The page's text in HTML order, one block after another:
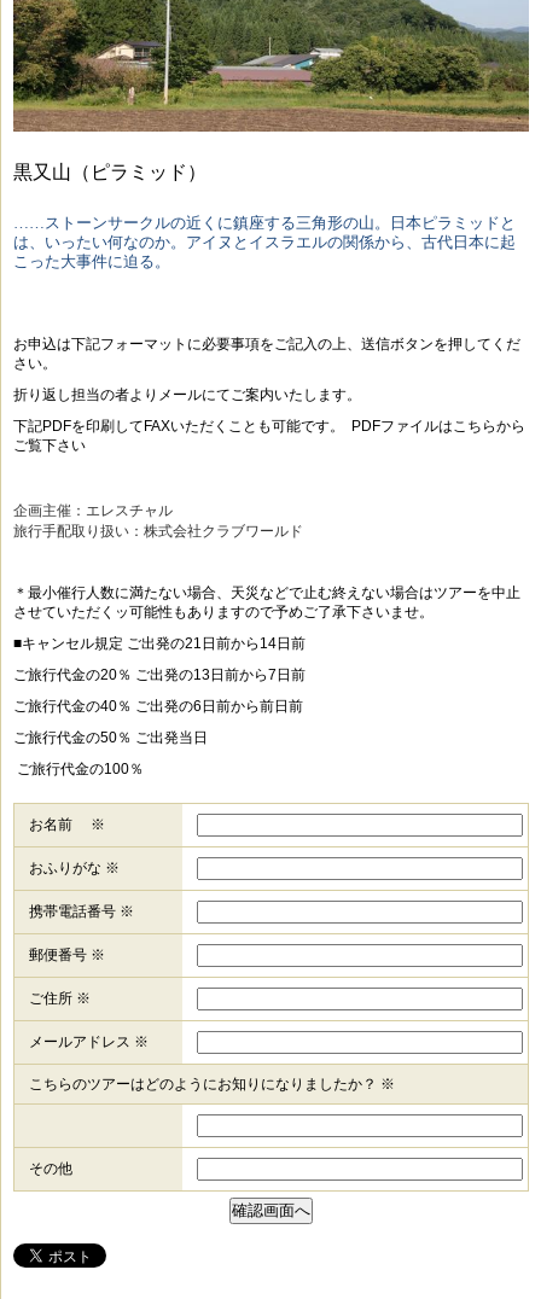
黒又山（ピラミッド）
……ストーンサークルの近くに鎮座する三角形の山。日本ピラミッドと
は、いったい何なのか。アイヌとイスラエルの関係から、古代日本に起
こった大事件に迫る。
お申込は下記フォーマットに必要事項をご記入の上、送信ボタンを押してくだ
さい。
折り返し担当の者よりメールにてご案内いたします。
下記PDFを印刷してFAXいただくことも可能です。 PDFファイルはこちらから
ご覧下さい
企画主催：エレスチャル
旅行手配取り扱い：株式会社クラブワールド
＊最小催行人数に満たない場合、天災などで止む終えない場合はツアーを中止
させていただくッ可能性もありますので予めご了承下さいませ。
■キャンセル規定 ご出発の21日前から14日前
ご旅行代金の20％ ご出発の13日前から7日前
ご旅行代金の40％ ご出発の6日前から前日前
ご旅行代金の50％ ご出発当日
ご旅行代金の100％
お名前 ※
おふりがな ※
携帯電話番号 ※
郵便番号 ※
ご住所 ※
メールアドレス ※
こちらのツアーはどのようにお知りになりましたか？ ※
その他